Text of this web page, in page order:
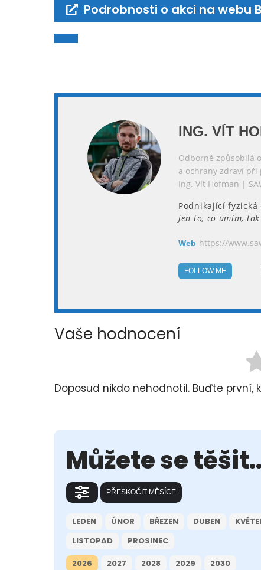
Podrobnosti o akci na webu
ING. VÍT
Odborně způsobilá
a ochrany zdraví
Ing. Vít Hofman |
Podnikající
jen to, co umím,
Web https://
FOLLOW ME
Vaše hodnocení
Doposud nikdo nehodnotil. Buďte první,
Můžete se
PŘESKOČIT MĚSÍCE
LEDEN ÚNOR BŘEZEN DUBEN
LISTOPAD
PROSINEC
2026
2027 2028 2029 2030